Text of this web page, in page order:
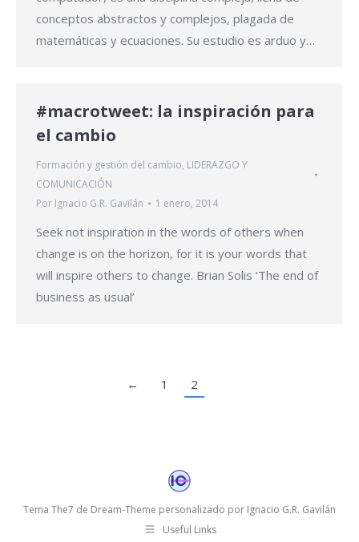
conceptos abstractos y complejos, plagada de
matemáticas y ecuaciones. Su estudio es arduo y…
#macrotweet: la inspiración para
el cambio
Formación y gestión del cambio, LIDERAZGO Y
COMUNICACIÓN
Por Ignacio G.R. Gavilán 1 enero, 2014
Seek not inspiration in the words of others when
change is on the horizon, for it is your words that
will inspire others to change. Brian Solis ‘The end of
business as usual’
← 1 2
Tema The7 de Dream-Theme personalizado por Ignacio G.R. Gavilán
Useful Links